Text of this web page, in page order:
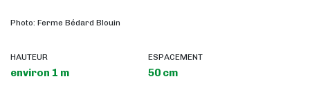
Photo: Ferme Bédard Blouin
HAUTEUR
environ 1 m
ESPACEMENT
50 cm